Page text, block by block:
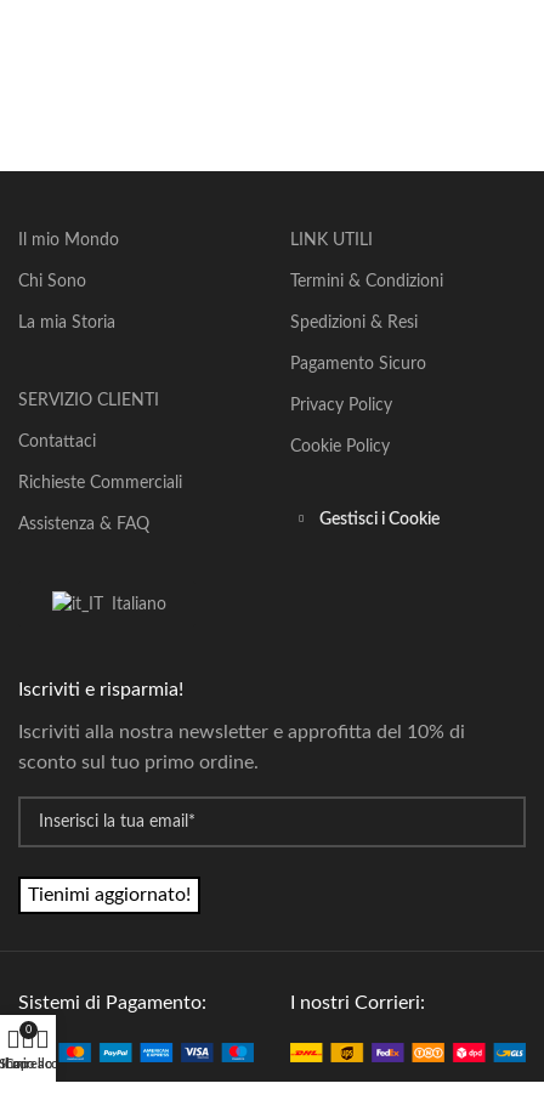
Il mio Mondo
Chi Sono
La mia Storia
SERVIZIO CLIENTI
Contattaci
Richieste Commerciali
Assistenza & FAQ
LINK UTILI
Termini & Condizioni
Spedizioni & Resi
Pagamento Sicuro
Privacy Policy
Cookie Policy
Gestisci i Cookie
Italiano
Iscriviti e risparmia!
Iscriviti alla nostra newsletter e approfitta del 10% di
sconto sul tuo primo ordine.
Sistemi di Pagamento: I nostri Corrieri:
Shop
0
Carrello
Il mio account